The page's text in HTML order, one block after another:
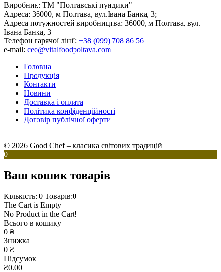
Виробник: ТМ "Полтавські пундики"
Адреса: 36000, м Полтава, вул.Івана Банка, 3;
Адреса потужностей виробництва: 36000, м Полтава, вул.
Івана Банка, 3
Телефон гарячої лінії: +38 (099) 708 86 56
e-mail: ceo@vitalfoodpoltava.com
Головна
Продукція
Контакти
Новини
Доставка і оплата
Політика конфіденційності
Договір публічної оферти
© 2026 Good Chef – класика світових традицій
0
Ваш кошик товарів
Кількість: 0 Товарів:0
The Cart is Empty
No Product in the Cart!
Всього в кошику
0 ₴
Знижка
0 ₴
Підсумок
₴0.00